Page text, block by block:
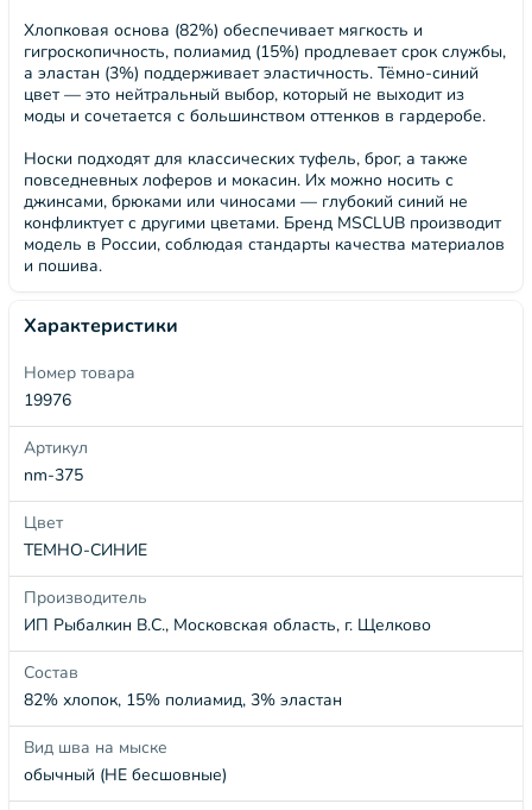
Хлопковая основа (82%) обеспечивает мягкость и
гигроскопичность, полиамид (15%) продлевает срок службы,
а эластан (3%) поддерживает эластичность. Тёмно-синий
цвет — это нейтральный выбор, который не выходит из
моды и сочетается с большинством оттенков в гардеробе.
Носки подходят для классических туфель, брог, а также
повседневных лоферов и мокасин. Их можно носить с
джинсами, брюками или чиносами — глубокий синий не
конфликтует с другими цветами. Бренд MSCLUB производит
модель в России, соблюдая стандарты качества материалов
и пошива.
Характеристики
Номер товара
19976
Артикул
nm-375
Цвет
ТЕМНО-СИНИЕ
Производитель
ИП Рыбалкин В.С., Московская область, г. Щелково
Состав
82% хлопок, 15% полиамид, 3% эластан
Вид шва на мыске
обычный (НЕ бесшовные)